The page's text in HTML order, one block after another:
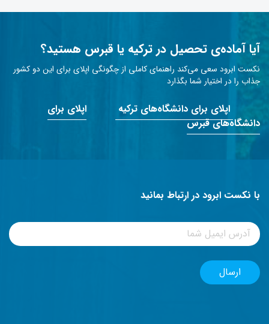
آیا آماده‌ی تحصیل در ترکیه یا قبرس هستید؟
نکست ابرود سعی می‌کند راهنمای کاملی از چگونگی اپلای برای این دو کشور
جذاب را در اختیار شما بگذارد
اپلای برای دانشگاه‌های ترکیه
اپلای برای
دانشگاه‌های قبرس
با نکست ابرود در ارتباط بمانید